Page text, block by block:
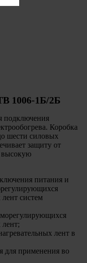
1006-1Б/2Б
подключения
Коробка
шести силовых
защиту от
высокую
питания и
лент систем
лент;
лент в
для применения во